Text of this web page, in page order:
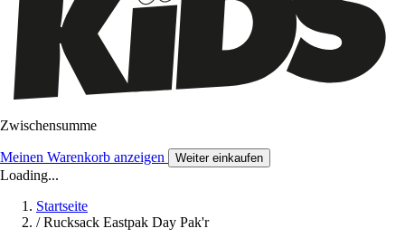
Zwischensumme
Meinen Warenkorb anzeigen Weiter einkaufen
Loading...
Startseite
/ Rucksack Eastpak Day Pak'r